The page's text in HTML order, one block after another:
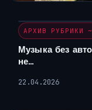
АРХИВ РУБРИКИ
Музыка без
не…
22.04.2026